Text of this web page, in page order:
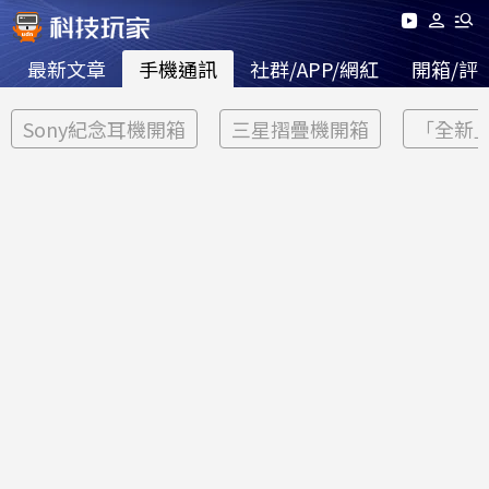
最新文章 手機通訊 社群/APP/網紅 開箱/評
Sony紀念耳機開箱 三星摺疊機開箱 「全新